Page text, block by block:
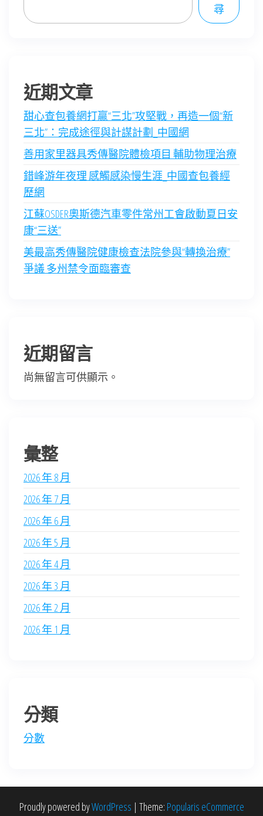
尋
近期文章
甜心查包養網打贏“三北”攻堅戰，再造一個“新
三北”：完成途徑與計謀計劃_中國網
善用家里器具秀傳醫院體檢項目 輔助物理治療
錯峰游年夜理 感觸感染慢生涯_中國查包養經
歷網
江蘇OSDER奧斯德汽車零件常州工會啟動夏日安
康“三送”
美最高秀傳醫院健康檢查法院參與“轉換治療”
爭議 多州禁令面臨審查
近期留言
尚無留言可供顯示。
彙整
2026 年 8 月
2026 年 7 月
2026 年 6 月
2026 年 5 月
2026 年 4 月
2026 年 3 月
2026 年 2 月
2026 年 1 月
分類
分數
Proudly powered byWordPress | Theme: Popularis eCommerce